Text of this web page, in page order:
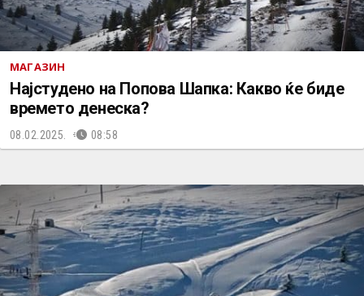
МАГАЗИН
Најстудено на Попова Шапка: Какво ќе биде
времето денеска?
08.02.2025. 08:58